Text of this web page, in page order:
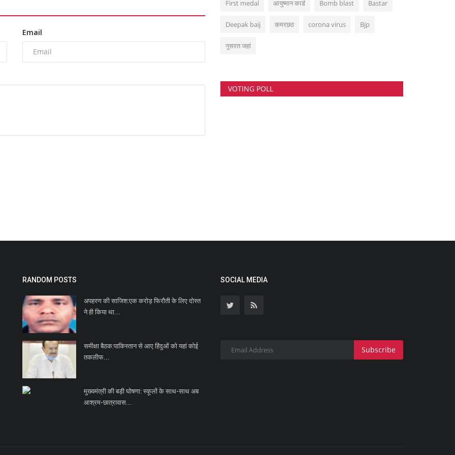
Email
First medal आयुष्मान कार्ड Bomb blast Bastar
Deepak baij कमरछठ corona virus Bjp
नुसरत जहां
VOTING POLL
RANDOM POSTS
अपहरण की साजिश:एक करोड़ फिरौती के लिए दोस्त
ने ही किया था...
समीक्षा बैठक:पाकिस्तान से आए हिंदुओं को यहां कोई
तकलीफ...
मुख्यमंत्री की बड़ी घोषणा: स्कूलों के साथ-साथ अब
आश्रम-छात्रावास...
SOCIAL MEDIA
Subscribe